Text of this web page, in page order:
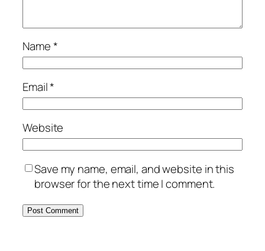
Name*
Email*
Website
Save my name, email, and website in this
browser for the next time I comment.